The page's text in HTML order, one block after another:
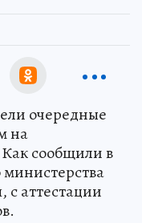
очередные
на
сообщили в
с аттестации